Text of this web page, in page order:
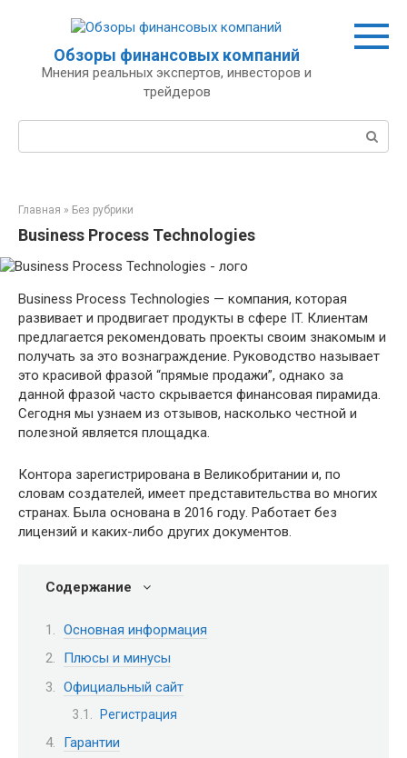
контентуОбзоры финансовых компаний
Мнения реальных экспертов, инвесторов и
трейдеров
Главная » Без рубрики
Business Process Technologies
Business Process Technologies — компания, которая
развивает и продвигает продукты в сфере IT. Клиентам
предлагается рекомендовать проекты своим знакомым и
получать за это вознаграждение. Руководство называет
это красивой фразой “прямые продажи”, однако за
данной фразой часто скрывается финансовая пирамида.
Сегодня мы узнаем из отзывов, насколько честной и
полезной является площадка.
Контора зарегистрирована в Великобритании и, по
словам создателей, имеет представительства во многих
странах. Была основана в 2016 году. Работает без
лицензий и каких-либо других документов.
Содержание
Основная информация
Плюсы и минусы
Официальный сайт
Регистрация
Гарантии